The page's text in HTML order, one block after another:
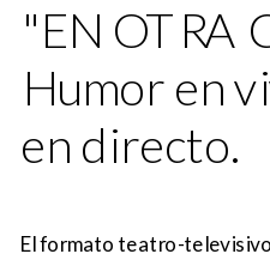
"EN OTRA
Humor en
en directo.
El formato teatro-